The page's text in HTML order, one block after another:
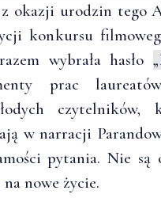
z okazji urodzin tego
konkursu
wybrała hasło
prac
w narracji
pytania. Nie
nowe życie.